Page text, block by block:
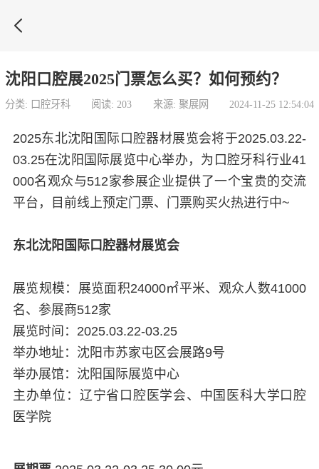

沈阳口腔展2025门票怎么买？如何预约？
分类: 口腔牙科 阅读: 203 来源: 聚展网 2024-11-25 12:54:04
2025东北沈阳国际口腔器材展览会将于2025.03.22-
03.25在沈阳国际展览中心举办，为口腔牙科行业41
000名观众与512家参展企业提供了一个宝贵的交流
平台，目前线上预定门票、门票购买火热进行中~
东北沈阳国际口腔器材展览会
展览规模：展览面积24000㎡平米、观众人数41000
名、参展商512家
展览时间：2025.03.22-03.25
举办地址：沈阳市苏家屯区会展路9号
举办展馆：沈阳国际展览中心
主办单位：辽宁省口腔医学会、中国医科大学口腔
医学院